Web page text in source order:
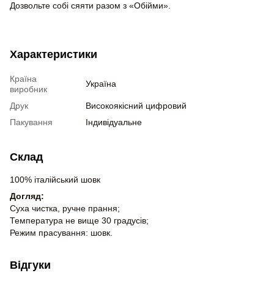
Дозвольте собі сяяти разом з «Обійми».
Характеристики
Країна
виробник
Україна
Друк
Високоякісний цифровий
Пакування
Індивідуальне
Склад
100% італійський шовк
Догляд:
Суха чистка, ручне прання;
Температура не вище 30 градусів;
Режим прасування: шовк.
Відгуки